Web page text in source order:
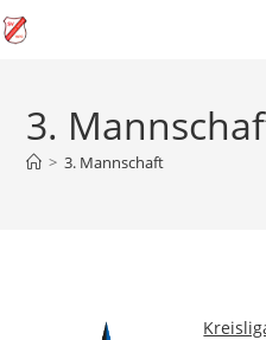
3.
> 3. Mannschaft